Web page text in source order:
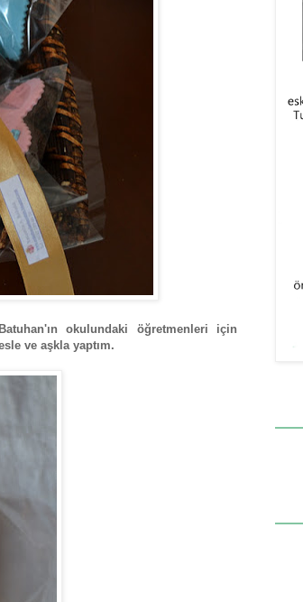
okulundaki öğretmenleri için
ve aşkla yaptım.